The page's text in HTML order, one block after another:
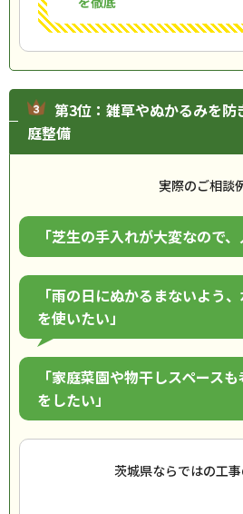
第3位：雑草やぬかるみを防
庭整備
実際のご相談
「芝生の手入れが大変なので
「雨の日にぬかるまないよう
を使いたい」
「家庭菜園や物干しスペース
をしたい」
茨城県ならではの工